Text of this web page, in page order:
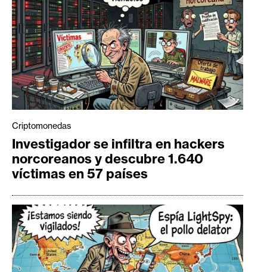
Criptomonedas
Investigador se infiltra en hackers
norcoreanos y descubre 1.640
víctimas en 57 países